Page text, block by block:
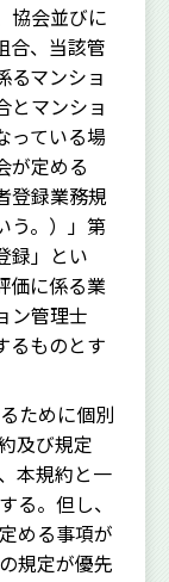
協会並びに
合、当該管
るマンショ
とマンショ
っている場
が定める
登録業務規
う。）」第
録」とい
価に係る業
ン管理士
るものとす
ために個別
及び規定
本規約と一
る。但し、
める事項が
規定が優先